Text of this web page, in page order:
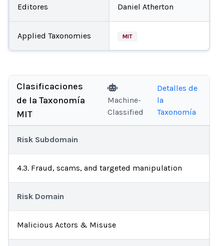
Editores Daniel Atherton
Applied Taxonomies MIT
Clasificaciones
de la Taxonomía
MIT
Machine-
Classified
Detalles de
la
Taxonomía
Risk Subdomain
4.3. Fraud, scams, and targeted manipulation
Risk Domain
Malicious Actors & Misuse